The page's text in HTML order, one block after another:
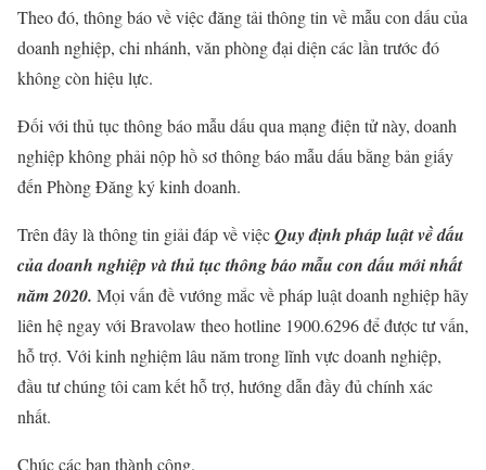
Theo đó, thông báo về việc đăng tải thông tin về mẫu con dấu của
doanh nghiệp, chi nhánh, văn phòng đại diện các lần trước đó
không còn hiệu lực.
Đối với thủ tục thông báo mẫu dấu qua mạng điện tử này, doanh
nghiệp không phải nộp hồ sơ thông báo mẫu dấu bằng bản giấy
đến Phòng Đăng ký kinh doanh.
Trên đây là thông tin giải đáp về việcQuy định pháp luật về dấu
của doanh nghiệp và thủ tục thông báo mẫu con dấu mới nhất
năm 2020. Mọi vấn đề vướng mắc về pháp luật doanh nghiệp hãy
liên hệ ngay với Bravolaw theo hotline 1900.6296 để được tư vấn,
hỗ trợ. Với kinh nghiệm lâu năm trong lĩnh vực doanh nghiệp,
đầu tư chúng tôi cam kết hỗ trợ, hướng dẫn đầy đủ chính xác
nhất.
Chúc các bạn thành công.